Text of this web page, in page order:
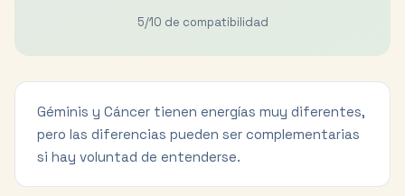
5/10 de compatibilidad
Géminis y Cáncer tienen energías muy diferentes,
pero las diferencias pueden ser complementarias
si hay voluntad de entenderse.